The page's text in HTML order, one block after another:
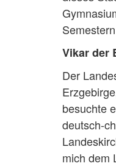
Vikar der
Der
besuchte
deutsch-
mich dem